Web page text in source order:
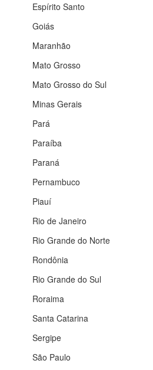
Espírito Santo
Goiás
Maranhão
Mato Grosso
Mato Grosso do Sul
Minas Gerais
Pará
Paraíba
Paraná
Pernambuco
Piauí
Rio de Janeiro
Rio Grande do Norte
Rondônia
Rio Grande do Sul
Roraima
Santa Catarina
Sergipe
São Paulo